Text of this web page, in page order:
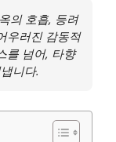
의 호흡, 등려
우러진 감동적
를 넘어, 타향
니다.